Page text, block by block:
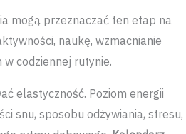
mogą przeznaczać ten etap na
naukę, wzmacnianie
codziennej rutynie.
elastyczność. Poziom energii
snu, sposobu odżywiania, stresu,